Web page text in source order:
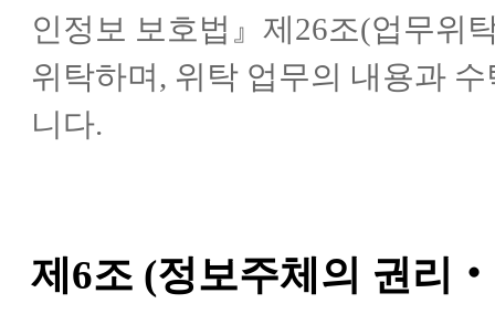
인정보 보호법』제26조(업무위
위탁하며, 위탁 업무의 내용과
니다.
제6조 (정보주체의 권리